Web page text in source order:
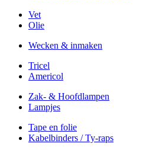
Vet
Olie
Wecken & inmaken
Tricel
Americol
Zak- & Hoofdlampen
Lampjes
Tape en folie
Kabelbinders / Ty-raps